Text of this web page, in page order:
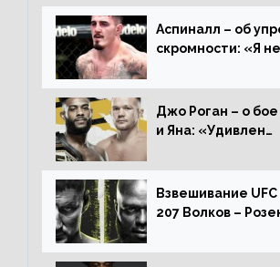
Аспиналл – об
скромности: «Я
дерьмо»
Джо Роган – о
и Яна: «Удивлен
Алджамейн
выиграл»
Взвешивание
207 Волков –